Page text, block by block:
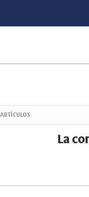
ARTÍCULOS
La